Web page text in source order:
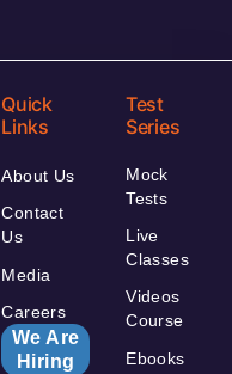
Quick
Links
About Us
Contact
Us
Media
Careers
We Are
Hiring
Test
Series
Mock
Tests
Live
Classes
Videos
Course
Ebooks